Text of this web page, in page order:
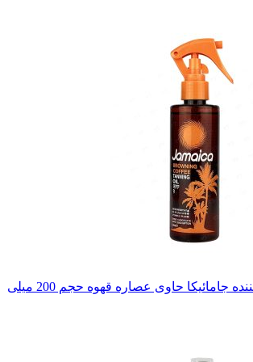
روغن برنزه کننده جامائیکا حاوی عصاره قهوه حجم 200 میلی